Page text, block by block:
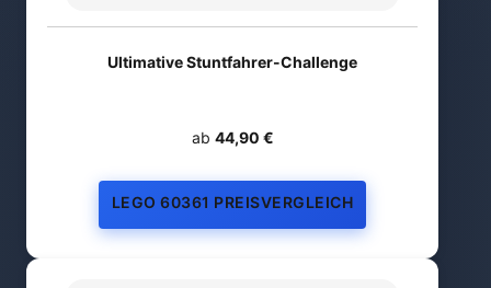
Ultimative Stuntfahrer-Challenge
ab 44,90 €
LEGO 60361 PREISVERGLEICH